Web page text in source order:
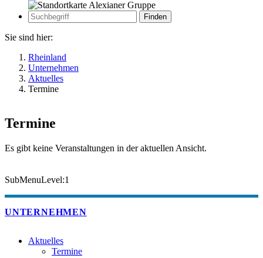
Zur
Suche
Suche
Sie sind hier:
Rheinland
Unternehmen
Aktuelles
Termine
Termine
Es gibt keine Veranstaltungen in der aktuellen Ansicht.
SubMenuLevel:1
UNTERNEHMEN
Aktuelles
Termine